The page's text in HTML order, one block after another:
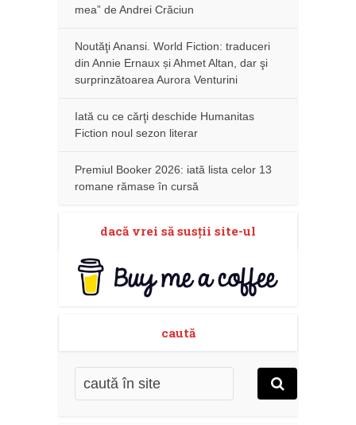
mea” de Andrei Crăciun
Noutăţi Anansi. World Fiction: traduceri
din Annie Ernaux și Ahmet Altan, dar şi
surprinzătoarea Aurora Venturini
Iată cu ce cărţi deschide Humanitas
Fiction noul sezon literar
Premiul Booker 2026: iată lista celor 13
romane rămase în cursă
dacă vrei să susţii site-ul
caută